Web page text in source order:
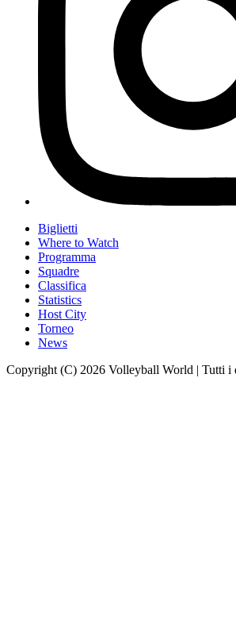
Biglietti
Where to Watch
Programma
Squadre
Classifica
Statistics
Host City
Torneo
News
Copyright (C) 2026 Volleyball World | Tutti i